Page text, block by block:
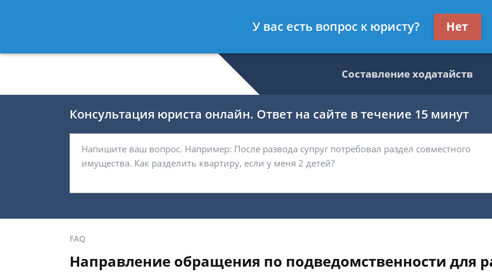
- Юрист по гражданскому праву
Составление ходатайств
Консультация юриста онлайн. Ответ на сайте в течение 15 минут
FAQ
Направление обращения по подведомственности для
У вас есть вопрос к юристу? Нет